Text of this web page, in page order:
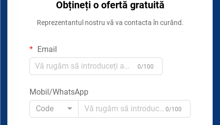
Obțineți o ofertă gratuită
Reprezentantul nostru vă va contacta în curând.
Email
0/100
Mobil/WhatsApp
Code
0/100